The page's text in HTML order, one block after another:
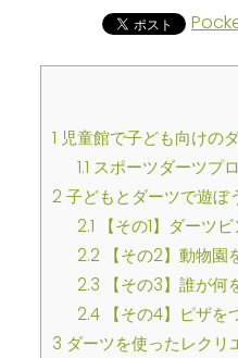
1 児童館で子ども向けの
1.1 スポーツダーツプ
2子どもとダーツで遊ぼ
2.1 【その1】ダーツ
2.2【その2】動物園
2.3 【その3】誰が何
2.4【その4】ピザを
3 ダーツを使ったレクリ